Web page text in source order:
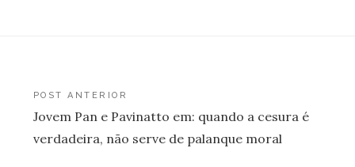
Navegação
de
POST ANTERIOR
Jovem Pan e Pavinatto em: quando a cesura é
verdadeira, não serve de palanque moral